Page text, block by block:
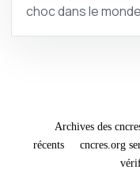
choc dans le
Archives des
récents
cncres.org